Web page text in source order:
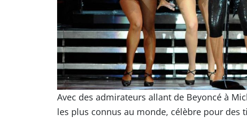
Avec des admirateurs allant de Beyoncé à
les plus connus au monde, célèbre pour des